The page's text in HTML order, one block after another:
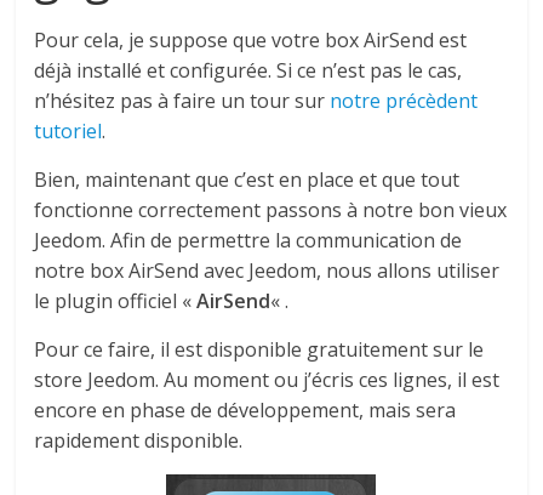
Pour cela, je suppose que votre box AirSend est
déjà installé et configurée. Si ce n’est pas le cas,
n’hésitez pas à faire un tour sur notre précèdent
tutoriel.
Bien, maintenant que c’est en place et que tout
fonctionne correctement passons à notre bon vieux
Jeedom. Afin de permettre la communication de
notre box AirSend avec Jeedom, nous allons utiliser
le plugin officiel «AirSend« .
Pour ce faire, il est disponible gratuitement sur le
store Jeedom. Au moment ou j’écris ces lignes, il est
encore en phase de développement, mais sera
rapidement disponible.